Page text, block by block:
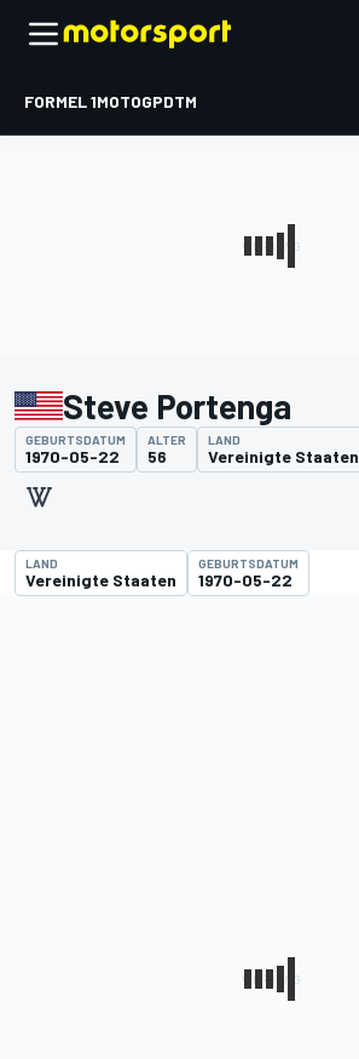
FORMEL 1MOTOGPDTM
Steve Portenga
GEBURTSDATUM
1970-05-22
ALTER
56
LAND
Vereinigte Staaten
LAND
Vereinigte Staaten
GEBURTSDATUM
1970-05-22